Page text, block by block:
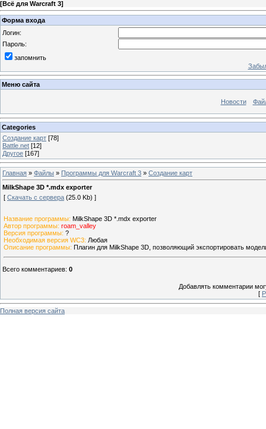
[Всё для Warcraft 3]
Форма входа
Логин:
Пароль:
запомнить
Меню сайта
Новости
Categories
Создание карт [78]
Battle.net [12]
Другое [167]
Главная » Файлы » Программы для Warcraft 3 » Создание карт
MilkShape 3D *.mdx exporter
[ Скачать с сервера (25.0 Kb) ]
Название программы: MilkShape 3D *.mdx exporter
Автор программы: roam_valley
Версия программы: ?
Необходимая версия WC3: Любая
Описание программы: Плагин для MilkShape 3D, позволяющий экспортировать
Всего комментариев: 0
Добавлять комментарии
[
Полная версия сайта